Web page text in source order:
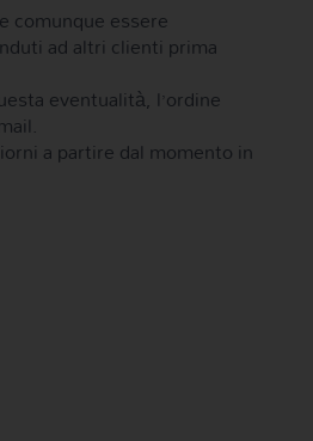
comunque essere
ad altri clienti prima
eventualità, l’ordine
a partire dal momento in